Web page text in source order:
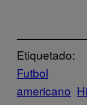
Etiquetado:
Futbol
americano